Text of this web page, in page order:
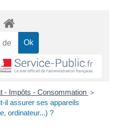
- Impôts - Consommation >
il assurer ses appareils
ordinateur...) ?